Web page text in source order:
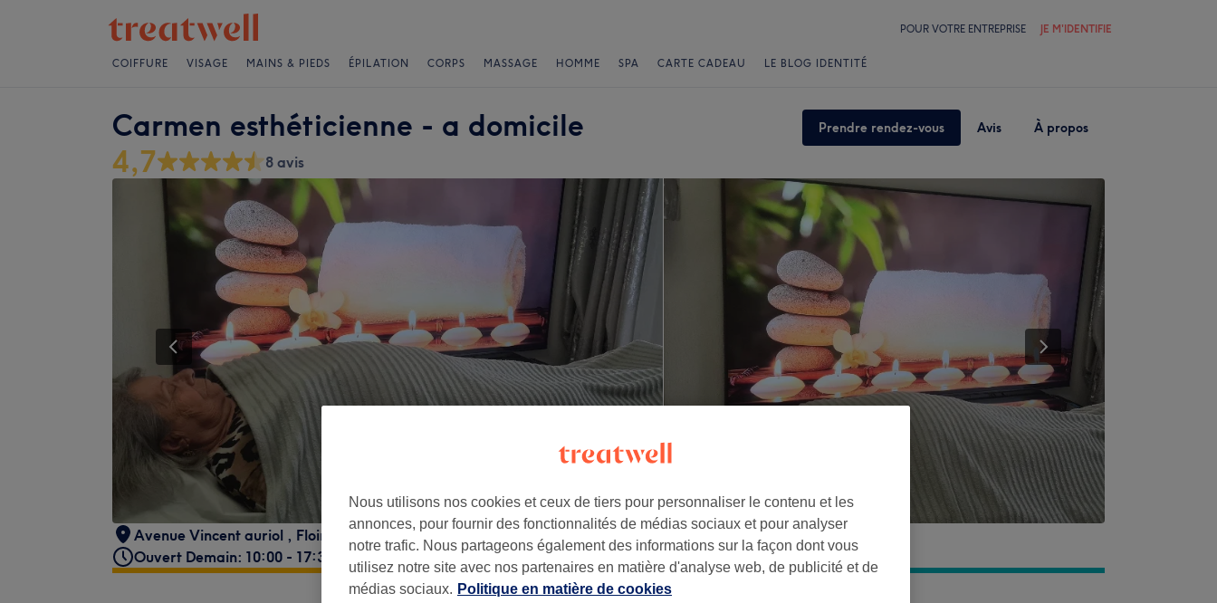
POUR VOTRE ENTREPRISE JE M'IDENTIFIE
COIFFURE VISAGE MAINS & PIEDS ÉPILATION CORPS MASSAGE HOMME SPA CARTE CADEAU LE BLOG IDENTITÉ
Carmen esthéticienne - a domicile Prendre rendez-vous Avis À propos
4,7 8 avis
Avenue Vincent auriol , Floirac 33, floirac 33270
Ouvert Demain: 10:00 - 17:30
Nous utilisons nos cookies et ceux de tiers pour personnaliser le contenu et les
annonces, pour fournir des fonctionnalités de médias sociaux et pour analyser
notre trafic. Nous partageons également des informations sur la façon dont vous
utilisez notre site avec nos partenaires en matière d'analyse web, de publicité et de
médias sociaux. Politique en matière de cookies